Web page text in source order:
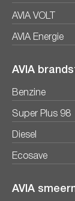
AVIA VOLT
AVIA Energie
AVIA
Benzine
Super Plus 98
Diesel
Ecosave
AVIA